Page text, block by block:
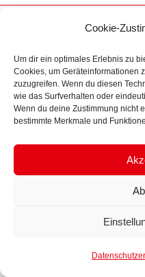
Cookie-
Um dir ein optimales Erlebnis zu
Cookies, um Geräteinformationen
zuzugreifen. Wenn du diesen
wie das Surfverhalten oder
Wenn du deine Zustimmung nicht
bestimmte Merkmale und
© Copyright
homecreekmedia|